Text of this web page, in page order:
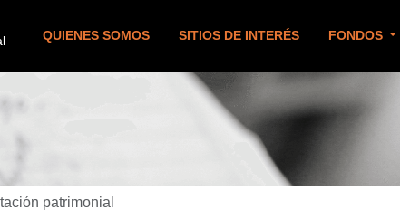
QUIENES SOMOS SITIOS DE INTERÉS FONDOS